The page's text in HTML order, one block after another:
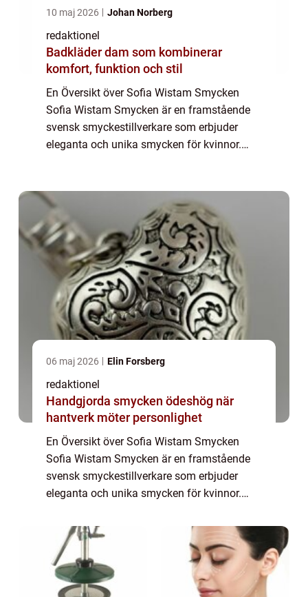
10 maj 2026 Johan Norberg
redaktionel
Badkläder dam som kombinerar
komfort, funktion och stil
En Översikt över Sofia Wistam Smycken
Sofia Wistam Smycken är en framstående
svensk smyckestillverkare som erbjuder
eleganta och unika smycken för kvinnor.
har Sofi...
06 maj 2026 Elin Forsberg
redaktionel
Handgjorda smycken ödeshög när
hantverk möter personlighet
En Översikt över Sofia Wistam Smycken
Sofia Wistam Smycken är en framstående
svensk smyckestillverkare som erbjuder
eleganta och unika smycken för kvinnor.
och noggrannhet i tillverkningsprocessen
har Sofi...